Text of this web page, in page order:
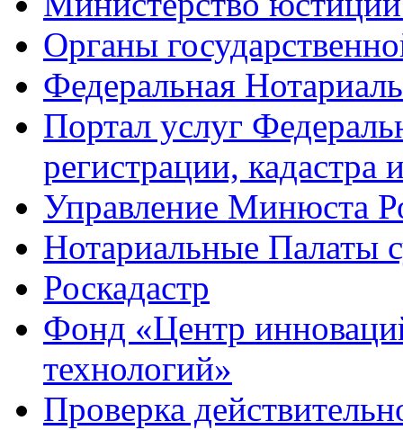
Органы
Федеральная
Портал услуг
регистрации, кадастра
Управление Минюста
Нотариальные Палаты
Роскадастр
Фонд «Центр
технологий»
Проверка